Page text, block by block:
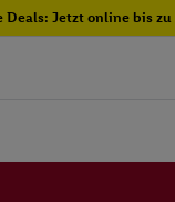
Deals: Jetzt online bis